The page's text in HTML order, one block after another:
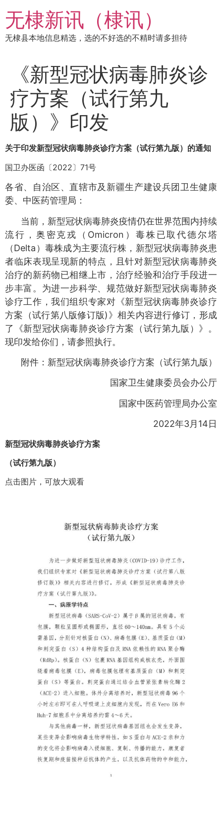
到
内
容
无棣新讯（棣讯）
无棣县本地信息精选，选的不好选的不精时请多担待
《新型冠状病毒肺炎诊
疗方案（试行第九
版）》印发
关于印发新型冠状病毒肺炎诊疗方案（试行第九版）的通知
国卫办医函〔2022〕71号
各省、自治区、直辖市及新疆生产建设兵团卫生健康
委、中医药管理局：
当前，新型冠状病毒肺炎疫情仍在世界范围内持续
流行，奥密克戎（Omicron）毒株已取代德尔塔
（Delta）毒株成为主要流行株，新型冠状病毒肺炎患
者临床表现呈现新的特点，且针对新型冠状病毒肺炎
治疗的新药物已相继上市，治疗经验和治疗手段进一
步丰富。为进一步科学、规范做好新型冠状病毒肺炎
诊疗工作，我们组织专家对《新型冠状病毒肺炎诊疗
方案（试行第八版修订版)》相关内容进行修订，形成
了《新型冠状病毒肺炎诊疗方案（试行第九版）》。
现印发给你们，请参照执行。
附件：新型冠状病毒肺炎诊疗方案（试行第九版）
国家卫生健康委员会办公厅
国家中医药管理局办公室
2022年3月14日
新型冠状病毒肺炎诊疗方案
（试行第九版）
点击图片，可放大观看